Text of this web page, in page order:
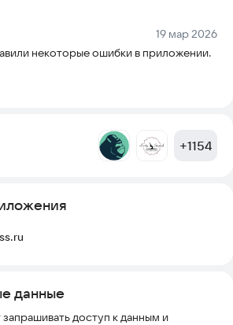
на современных кортах Москвы:
(легко добраться на машине или
вы можете записаться на занятия,
и расписанием клуба, оперативно
Дата:
19 мар 2026
некоторые ошибки в приложении.
+1154
данные
доступ к данным и